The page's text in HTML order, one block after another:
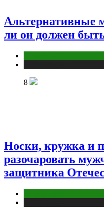
Альтернативные
ли он должен
8
Носки, кружка и
разочаровать
защитника